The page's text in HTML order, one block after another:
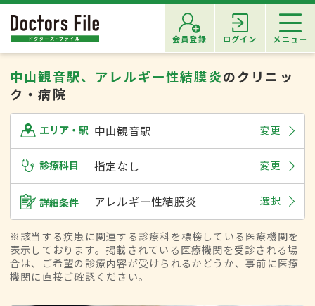
会員登録 ログイン メニュー
中山観音駅、アレルギー性結膜炎のクリニッ
ク・病院
エリア・駅 中山観音駅 変更
診療科目 指定なし 変更
詳細条件 アレルギー性結膜炎 選択
※該当する疾患に関連する診療科を標榜している医療機関を
表示しております。掲載されている医療機関を受診される場
合は、ご希望の診療内容が受けられるかどうか、事前に医療
機関に直接ご確認ください。